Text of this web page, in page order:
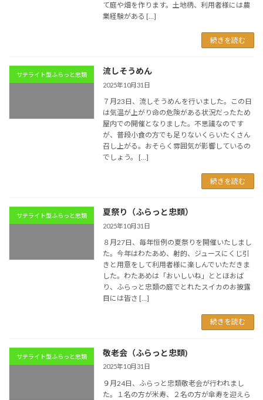
て庭や畑を作ります。土地柄、利用者様には農
業経験がある […]
続きを読む
サテライト型ふらっと忠類 流しそうめん
2025年10月31日
７月23日、流しそうめんを行いました。この日
は気温が上がり命の危険がある状況だったため
屋内での開催となりました。不思議なのです
が、普段小食の方でも足りないくらいたくさん
召し上がる。おそらく雰囲気が影響しているの
でしょう。 […]
続きを読む
サテライト型ふらっと忠類 夏祭り（ふらっと忠類）
2025年10月31日
８月27日、毎年恒例の夏祭りを開催いたしまし
た。今年はわたあめ、射的、ジュースにくじ引
きと用意をして利用者様に楽しんでいただきま
した。わたあめは「おいしいね」ととほおば
り、ふらっと忠類の庭でとれたスイカのお披露
目には皆さ […]
続きを読む
サテライト型ふらっと忠類 敬老会（ふらっと忠類)
2025年10月31日
９月24日、ふらっと忠類敬老会が行われまし
た。１名の方が米寿、２名の方が傘寿を迎えら